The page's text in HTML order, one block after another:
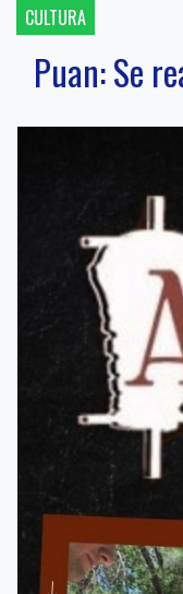
CULTURA
Puan: Se